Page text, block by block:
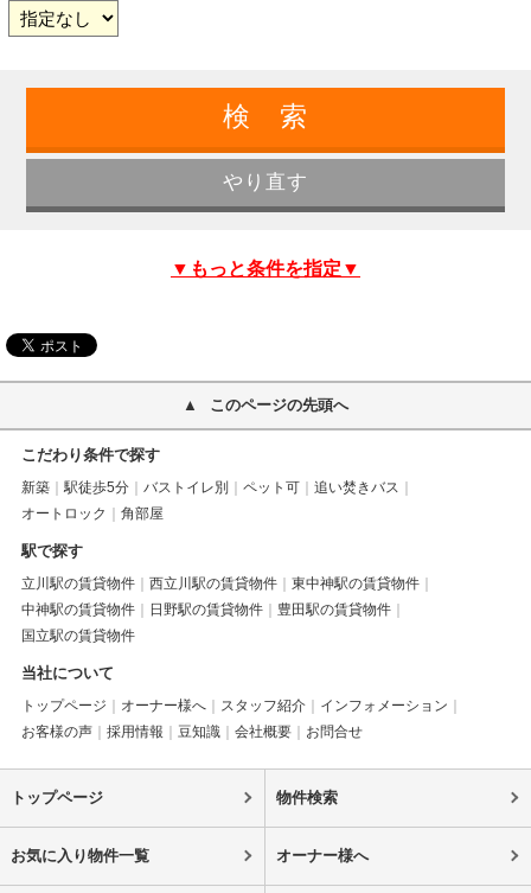
▼もっと条件を指定▼
このページの先頭へ
こだわり条件で探す
新築 駅徒歩5分 バストイレ別 ペット可
追い焚きバス
オートロック
角部屋
駅で探す
立川駅の賃貸物件 西立川駅の賃貸物件
東中神駅の賃貸物件
中神駅の賃貸物件
日野駅の賃貸物件
豊田駅の賃貸物件
国立駅の賃貸物件
当社について
トップページ オーナー様へ スタッフ紹介
インフォメーション
お客様の声
採用情報 豆知識 会社概要 お問合せ
トップページ 物件検索
お気に入り物件一覧 オーナー様へ